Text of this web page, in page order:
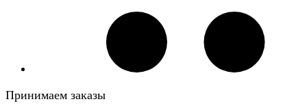
Принимаем заказы